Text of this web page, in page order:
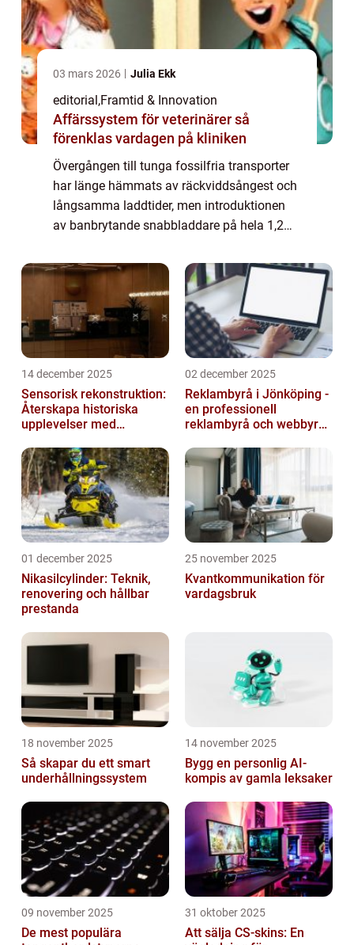
03 mars 2026 Julia Ekk
editorial,Framtid & Innovation
Affärssystem för veterinärer så
förenklas vardagen på kliniken
Övergången till tunga fossilfria transporter
har länge hämmats av räckviddsångest och
långsamma laddtider, men introduktionen
av banbrytande snabbladdare på hela 1,2
14 december 2025
Sensorisk rekonstruktion:
Återskapa historiska
upplevelser med
02 december 2025
Reklambyrå i Jönköping -
en professionell
reklambyrå och webbyrå
kommunikati...
01 december 2025
Nikasilcylinder: Teknik,
renovering och hållbar
prestanda
25 november 2025
Kvantkommunikation för
vardagsbruk
18 november 2025
Så skapar du ett smart
underhållningssystem
14 november 2025
Bygg en personlig AI-
kompis av gamla leksaker
09 november 2025
De mest populära
31 oktober 2025
Att sälja CS-skins: En